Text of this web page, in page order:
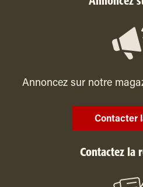
Annoncez sur notre
Contacter
Contactez la